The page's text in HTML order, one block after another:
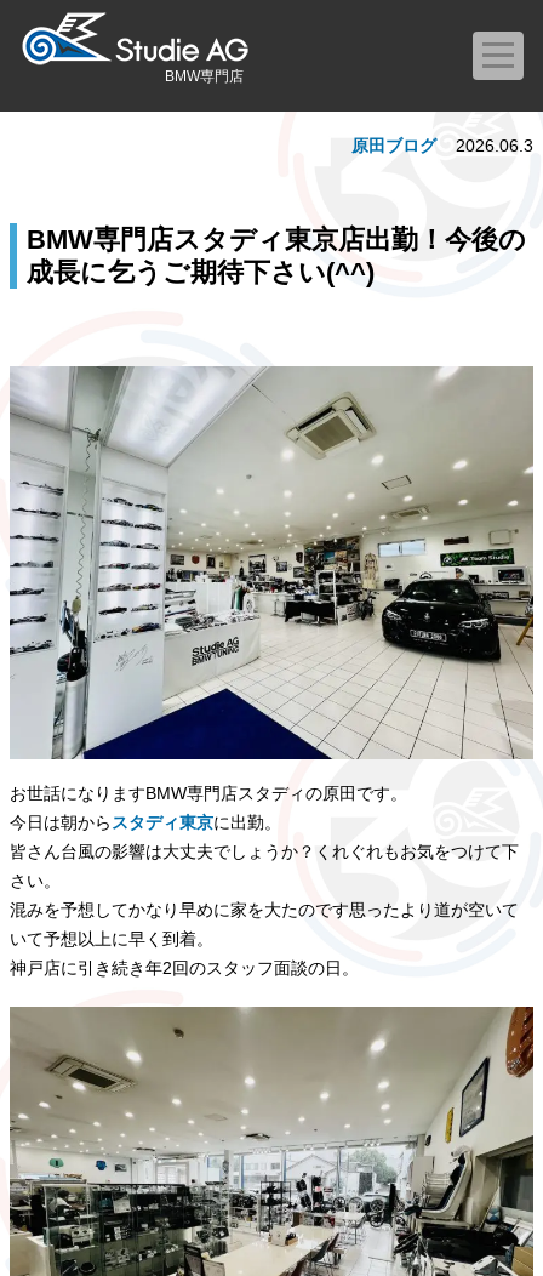
BMW専門店
BMW専門店スタディ東京店出勤！今後の
成長に乞うご期待下さい(^^)
原田ブログ 2026.06.3
お世話になりますBMW専門店スタディの原田です。
今日は朝から スタディ東京に出勤。
皆さん台風の影響は大丈夫でしょうか？くれぐれもお気をつけて下
さい。
混みを予想してかなり早めに家を大たのです思ったより道が空いて
いて予想以上に早く到着。
神戸店に引き続き年2回のスタッフ面談の日。